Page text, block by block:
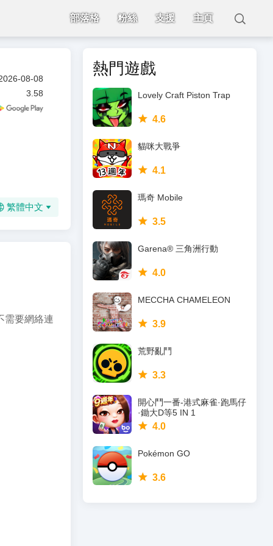
部落格 粉絲 支援 主頁
08-08
3.58
繁體中文
需要網絡連
熱門遊戲
Lovely Craft Piston Trap
4.6
貓咪大戰爭
4.1
瑪奇 Mobile
3.5
Garena® 三角洲行動
4.0
MECCHA CHAMELEON
3.9
荒野亂鬥
3.3
開心鬥一番-港式麻雀·跑馬仔
·鋤大D等5 IN 1
4.0
Pokémon GO
3.6